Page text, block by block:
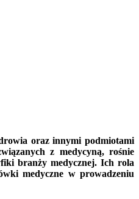
oraz innymi podmiotami
z medycyną, rośnie
branży medycznej. Ich rola
medyczne w prowadzeniu